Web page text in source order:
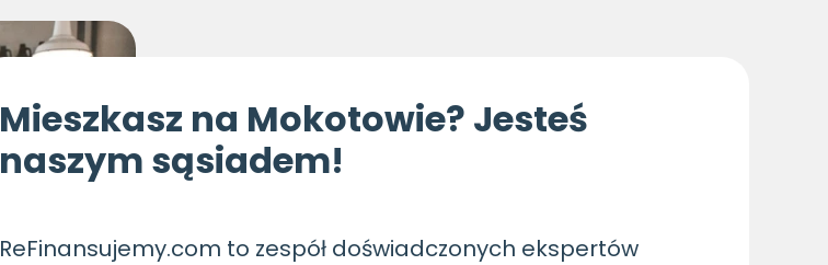
Mieszkasz na Mokotowie? Jesteś
naszym sąsiadem!
ReFinansujemy.com to zespół doświadczonych ekspertów